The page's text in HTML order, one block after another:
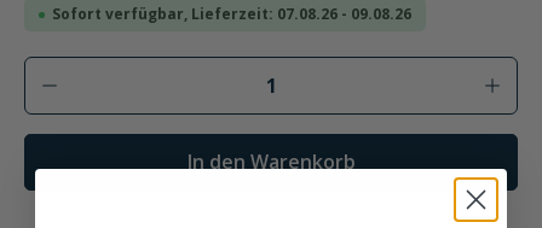
Sofort verfügbar, Lieferzeit: 07.08.26 - 09.08.26
Produkt Anzahl: Gib den gewünschten
In den Warenkorb